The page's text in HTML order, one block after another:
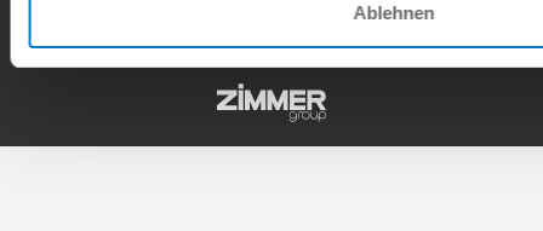
Ablehnen
Kontakt